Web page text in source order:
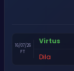
16/07/26
FT
Virtus
Dila